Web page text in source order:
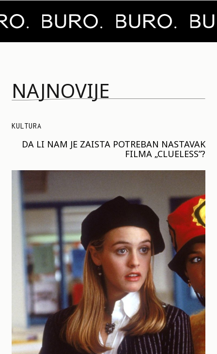
NAJNOVIJE
KULTURA
DA LI NAM JE ZAISTA POTREBAN NASTAVAK
FILMA „CLUELESS”?